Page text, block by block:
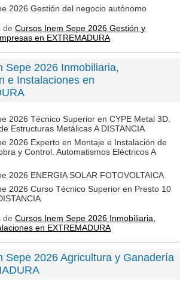
2026 Gestión del negocio autónomo
de Cursos Inem Sepe 2026 Gestión y
en EXTREMADURA
Sepe 2026 Inmobiliaria,
e Instalaciones en
2026 Técnico Superior en CYPE Metal 3D.
Estructuras Metálicas A DISTANCIA
2026 Experto en Montaje e Instalación de
y Control. Automatismos Eléctricos A
2026 ENERGIA SOLAR FOTOVOLTAICA
2026 Curso Técnico Superior en Presto 10
de Cursos Inem Sepe 2026 Inmobiliaria,
en EXTREMADURA
Sepe 2026 Agricultura y Ganadería